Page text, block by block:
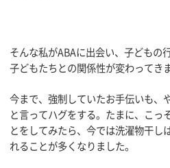
そんな私がABAに出会い、子どもの
子どもたちとの関係性が変わってき
今まで、強制していたお手伝いも、
と言ってハグをする。たまに、こっ
とをしてみたら、今では洗濯物干し
れることが多くなりました。